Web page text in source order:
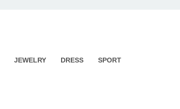
JEWELRY DRESS SPORT